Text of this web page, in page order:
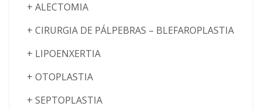
+ ALECTOMIA
+ CIRURGIA DE PÁLPEBRAS – BLEFAROPLASTIA
+ LIPOENXERTIA
+ OTOPLASTIA
+ SEPTOPLASTIA